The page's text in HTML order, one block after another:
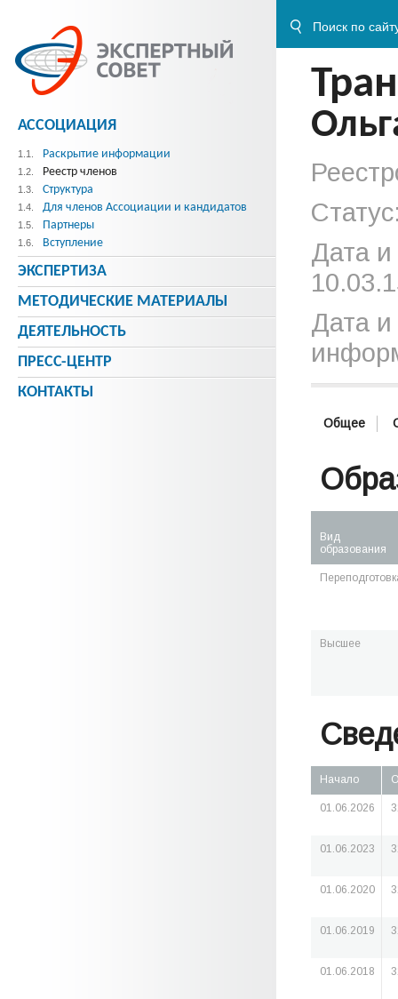
Дата
Дата и
Общее
Вид
образования
Высшее
Начало
01.06.2026
01.06.2023
01.06.2020
01.06.2019
01.06.2018
АССОЦИАЦИЯ
1.1. Раскрытие информации
1.2. Реестр членов
1.3. Структура
1.4. Для членов Ассоциации и кандидатов
1.5. Партнеры
1.6. Вступление
ЭКСПЕРТИЗА
МЕТОДИЧЕСКИE МАТЕРИАЛЫ
ДЕЯТЕЛЬНОСТЬ
ПРЕСС-ЦЕНТР
КОНТАКТЫ